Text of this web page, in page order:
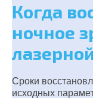
Когда
ночное
Сроки
исходных